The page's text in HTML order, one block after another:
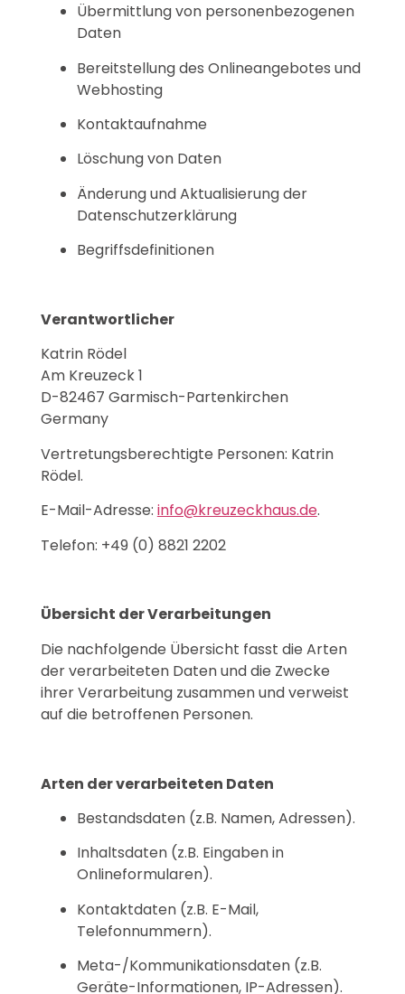
Übermittlung von personenbezogenen
Daten
Bereitstellung des Onlineangebotes und
Webhosting
Kontaktaufnahme
Löschung von Daten
Änderung und Aktualisierung der
Datenschutzerklärung
Begriffsdefinitionen
Verantwortlicher
Katrin Rödel
Am Kreuzeck 1
D-82467 Garmisch-Partenkirchen
Germany
Vertretungsberechtigte Personen: Katrin
Rödel.
E-Mail-Adresse: info@kreuzeckhaus.de.
Telefon: +49 (0) 8821 2202
Übersicht der Verarbeitungen
Die nachfolgende Übersicht fasst die Arten
der verarbeiteten Daten und die Zwecke
ihrer Verarbeitung zusammen und verweist
auf die betroffenen Personen.
Arten der verarbeiteten Daten
Bestandsdaten (z.B. Namen, Adressen).
Inhaltsdaten (z.B. Eingaben in
Onlineformularen).
Kontaktdaten (z.B. E-Mail,
Telefonnummern).
Meta-/Kommunikationsdaten (z.B.
Geräte-Informationen, IP-Adressen).